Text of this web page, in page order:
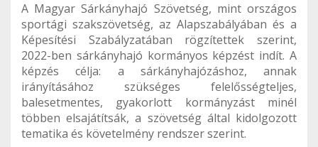
A Magyar Sárkányhajó Szövetség, mint országos
sportági szakszövetség, az Alapszabályában és a
Képesítési Szabályzatában rögzítettek szerint,
2022-ben sárkányhajó kormányos képzést indít. A
képzés célja: a sárkányhajózáshoz, annak
irányításához szükséges felelősségteljes,
balesetmentes, gyakorlott kormányzást minél
többen elsajátítsák, a szövetség által kidolgozott
tematika és követelmény rendszer szerint.